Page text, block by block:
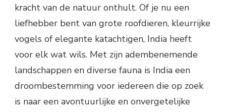
kracht van de natuur onthult. Of je nu een
liefhebber bent van grote roofdieren, kleurrijke
vogels of elegante katachtigen, India heeft
voor elk wat wils. Met zijn adembenemende
landschappen en diverse fauna is India een
droombestemming voor iedereen die op zoek
is naar een avontuurlijke en onvergetelijke